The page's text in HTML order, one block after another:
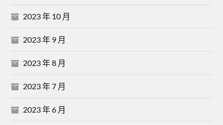
2023 年 10 月
2023 年 9 月
2023 年 8 月
2023 年 7 月
2023 年 6 月